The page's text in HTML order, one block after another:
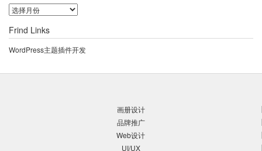
归
档
Frind Links
WordPress主题插件开发
画册设计
品牌推广
Web设计
UI/UX